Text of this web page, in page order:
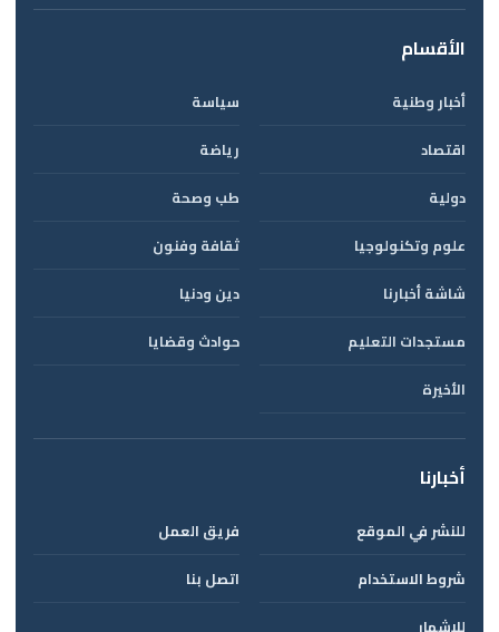
الأقسام
أخبار وطنية
سياسة
اقتصاد
رياضة
دولية
طب وصحة
علوم وتكنولوجيا
ثقافة وفنون
شاشة أخبارنا
دين ودنيا
مستجدات التعليم
حوادث وقضايا
الأخيرة
أخبارنا
للنشر في الموقع
فريق العمل
شروط الاستخدام
اتصل بنا
للإشهار